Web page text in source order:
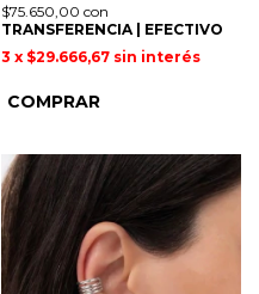
$75.650,00 con
TRANSFERENCIA | EFECTIVO
3 x $29.666,67 sin interés